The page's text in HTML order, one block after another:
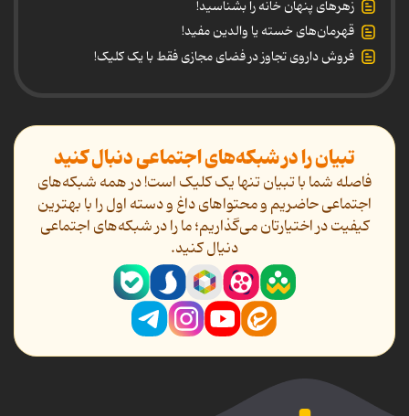
زهرهای پنهان خانه را بشناسید!
قهرمان‌های خسته یا والدین مفید!
فروش داروی تجاوز در فضای مجازی فقط با یک کلیک!
تبیان را در شبکه‌های اجتماعی دنبال کنید
فاصله شما با تبیان تنها یک کلیک است! در همه شبکه‌های
اجتماعی حاضریم و محتواهای داغ و دسته اول را با بهترین
کیفیت در اختیارتان می‌گذاریم؛ ما را در شبکه‌های اجتماعی
دنیال کنید.